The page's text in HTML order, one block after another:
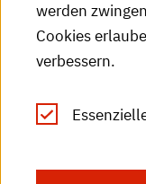
Fax:
werden
Cookies
verbessern.